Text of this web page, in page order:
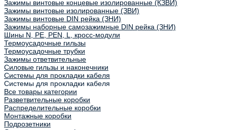
Зажимы винтовые концевые изолированные (КЗВИ)
Зажимы винтовые изолированные (ЗВИ)
Зажимы винтовые DIN рейка (ЗНИ)
Зажимы наборные самозажимные DIN рейка (ЗНИ)
Шины N, PE, PEN, L, кросс-модули
Термоусадочные гильзы
Термоусадочные трубки
Зажимы ответвительные
Силовые гильзы и наконечники
Системы для прокладки кабеля
Системы для прокладки кабеля
Все товары категории
Разветвительные коробки
Распределительные коробки
Монтажные коробки
Подрозетники